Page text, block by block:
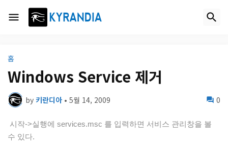
홈
Windows Service 제거
by 키란디아 • 5월 14, 2009 0
시작->실행에 services.msc 를 입력하면 서비스 관리창을 볼
수 있다.